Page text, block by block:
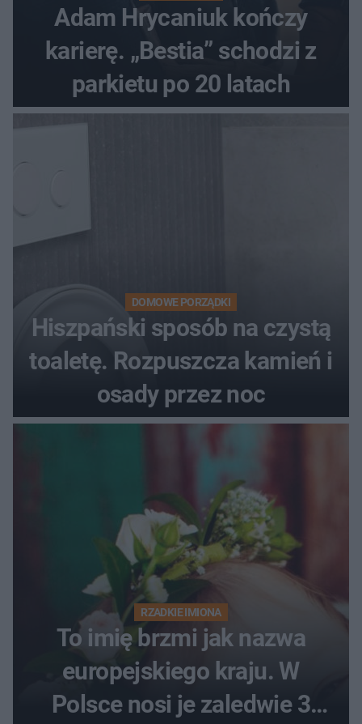
Adam Hrycaniuk kończy
karierę. „Bestia” schodzi z
parkietu po 20 latach
DOMOWE PORZĄDKI
Hiszpański sposób na czystą
toaletę. Rozpuszcza kamień i
osady przez noc
RZADKIE IMIONA
To imię brzmi jak nazwa
europejskiego kraju. W
Polsce nosi je zaledwie 3